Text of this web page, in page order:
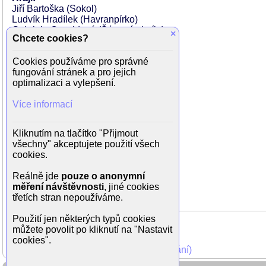
Jiří Bartoška (Sokol)
Ludvík Hradílek (Havranpírko)
Gabriela Osvaldová (Šťastná chvíle)
Milada Janderová (Rosnička)
Ladislav Křiváček (Beran)
Jaroslav Rava (Hvizd)
Karel Hlušička (Aršun)
Bořivoj Navrátil (Kupec Ger)
Marie Popelková Stařena)
Jana Skořepová (Vranka)
Helena Malehová (Hrabalka)
Ľudovít Kroner (Čihaj)
Václav Stýblo (Kňučák)
Mohli jste vidět v TV (zobrazit starší vysílání)
×
Chcete cookies?
Cookies používáme pro správné
fungování stránek a pro jejich
optimalizaci a vylepšení.
Více informací
Kliknutím na tlačítko "Přijmout
všechny" akceptujete použití všech
cookies.
Reálně jde pouze o anonymní
měření návštěvnosti, jiné cookies
třetích stran nepoužíváme.
Použití jen některých typů cookies
můžete povolit po kliknutí na "Nastavit
cookies".